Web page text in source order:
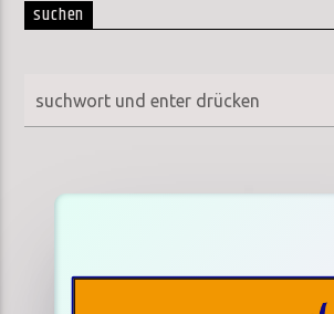
suchen